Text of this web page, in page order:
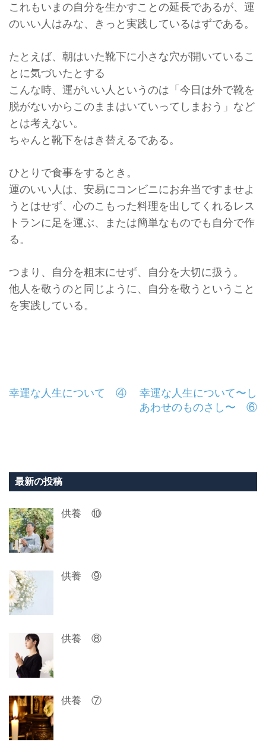
これもいまの自分を生かすことの延長であるが、 運
のいい人はみな、きっと実践しているはずである。
たとえば、 朝はいた靴下に小さな穴が開いているこ
とに気づいたとする
こんな時、運がいい人というのは「 今日は外で靴を
脱がないからこのままはいていってしまおう」 など
とは考えない。
ちゃんと靴下をはき替えるである。
ひとりで食事をするとき。
運のいい人は、安易にコンビニにお弁当ですませよ
うとはせず、 心のこもった料理を出してくれるレス
トランに足を運ぶ、
または簡単なものでも自分で作
る。
つまり、自分を粗末にせず、自分を大切に扱う。
他人を敬うのと同じように、 自分を敬うということ
を実践している。
投
ゲ
ー
シ
ョ
ン
幸運な人生について ④
幸運な人生について〜し
あわせのものさし〜 ⑥
最新の投稿
供養 ⑩
供養 ⑨
供養 ⑧
供養 ⑦